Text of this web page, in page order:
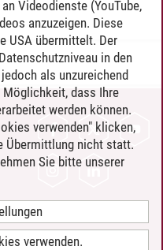
Videodienste (YouTube,
anzuzeigen. Diese
USA übermittelt. Der
in den
als unzureichend
dass Ihre
werden können.
verwenden" klicken,
Übermittlung nicht statt.
Sie bitte unserer
verwenden.